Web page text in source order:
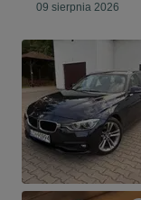
09 sierpnia 2026